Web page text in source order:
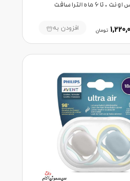
پستانک فیلیپس اونت 0 تا 6 ماه الترا سافت
تومان افزودن به